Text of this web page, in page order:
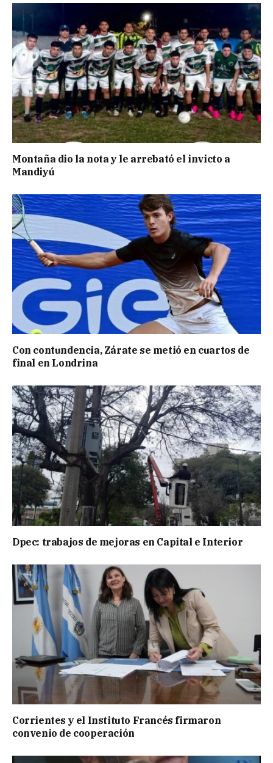
Montaña dio la nota y le arrebató el invicto a
Mandiyú
Con contundencia, Zárate se metió en cuartos de
final en Londrina
Dpec: trabajos de mejoras en Capital e Interior
Corrientes y el Instituto Francés firmaron
convenio de cooperación